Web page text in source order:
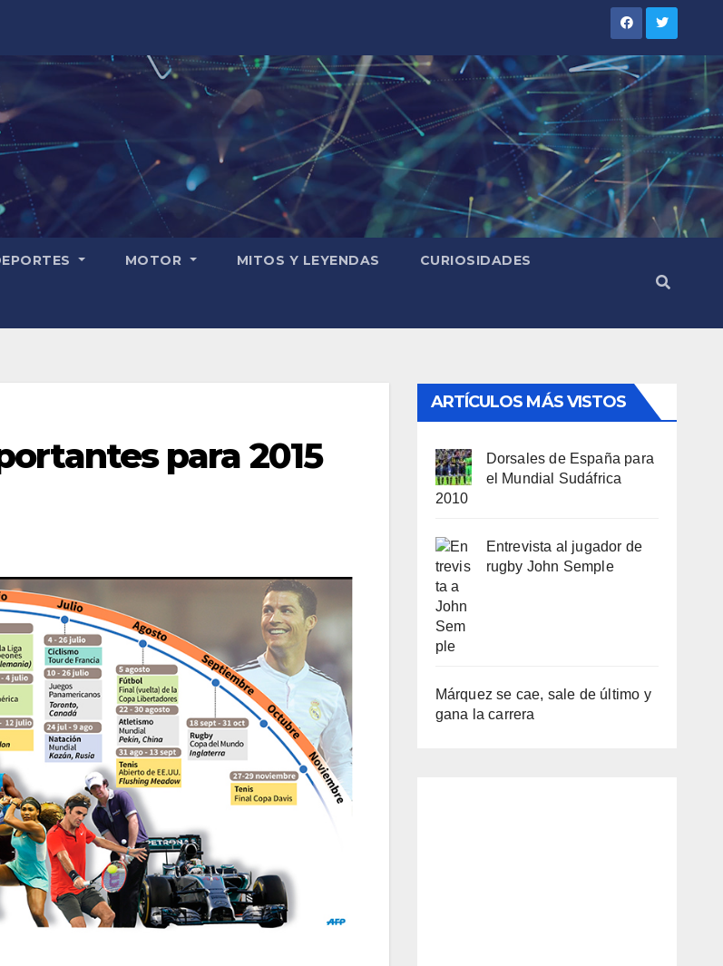
MOTOR MITOS Y LEYENDAS CURIOSIDADES
para 2015
ARTÍCULOS MÁS VISTOS
Dorsales de España para
el Mundial Sudáfrica
2010
Entrevista al jugador de
rugby John Semple
Márquez se cae, sale de último y
gana la carrera